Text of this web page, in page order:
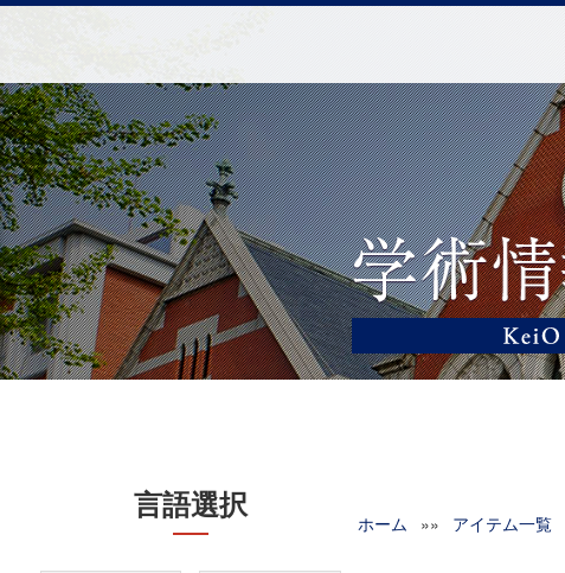
言語選択
ホーム »» アイテム一覧